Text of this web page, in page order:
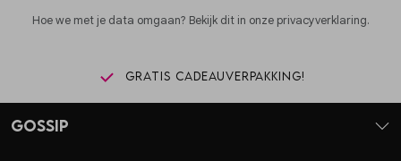
Hoe we met je data omgaan? Bekijk dit in onze privacyverklaring.
Gratis cadeauverpakking!
Gossip